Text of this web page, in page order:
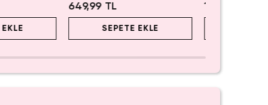
EKLE
649,99 TL
SEPETE EKLE
1.199,99 TL